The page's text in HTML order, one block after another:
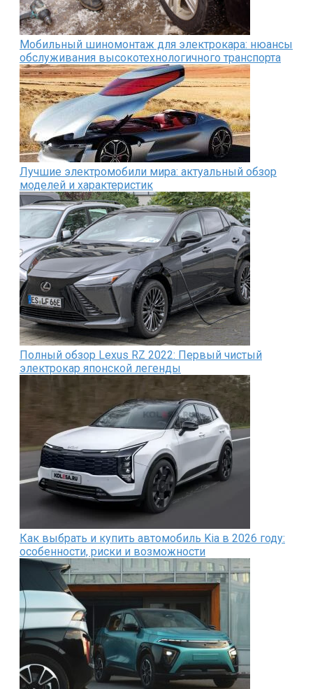
Мобильный шиномонтаж для электрокара: нюансы
обслуживания высокотехнологичного транспорта
Лучшие электромобили мира: актуальный обзор
моделей и характеристик
Полный обзор Lexus RZ 2022: Первый чистый
электрокар японской легенды
Как выбрать и купить автомобиль Kia в 2026 году:
особенности, риски и возможности